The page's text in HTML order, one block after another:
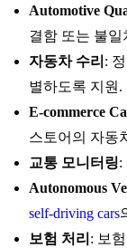
Automotive
결함 또는 불일
자동차 수리 :
별하도록 지원.
E-commerce
스토어의 자동
교통 모니터링:
Autonomous
self-driving cars
보험 처리 : 보